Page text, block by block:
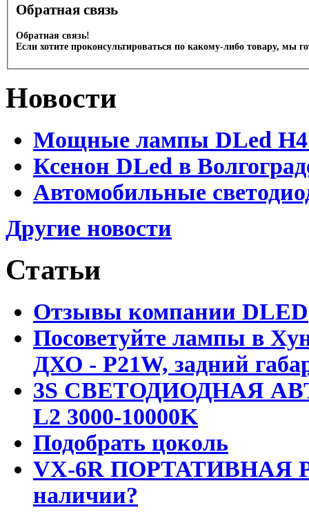
Обратная связь
Обратная связь!
Если хотите проконсультироваться по какому-либо товару, мы
Новости
Мощные лампы DLed H4
Ксенон DLed в
Автомобильные
Другие новости
Статьи
Отзывы компании DLED
Посоветуйте лампы в
ДХО - P21W, задний
3S СВЕТОДИОДНАЯ
L2 3000-10000K
Подобрать цоколь
VX-6R ПОРТАТИВНАЯ
наличии?